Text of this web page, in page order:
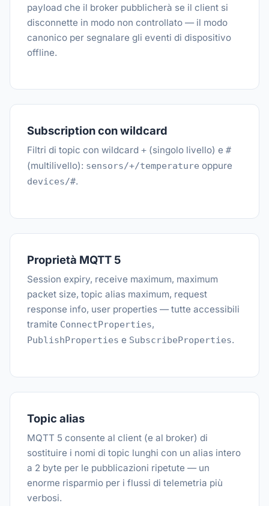
payload che il broker pubblicherà se il client si
disconnette in modo non controllato — il modo
canonico per segnalare gli eventi di dispositivo
offline.
Subscription con wildcard
Filtri di topic con wildcard + (singolo livello) e #
(multilivello): sensors/+/temperature oppure
devices/#.
Proprietà MQTT 5
Session expiry, receive maximum, maximum
packet size, topic alias maximum, request
response info, user properties — tutte accessibili
tramite ConnectProperties,
PublishProperties e SubscribeProperties.
Topic alias
MQTT 5 consente al client (e al broker) di
sostituire i nomi di topic lunghi con un alias intero
a 2 byte per le pubblicazioni ripetute — un
enorme risparmio per i flussi di telemetria più
verbosi.